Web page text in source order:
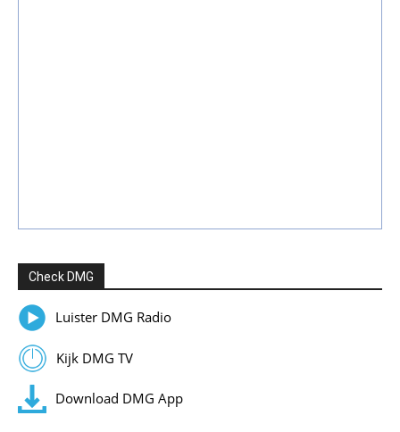
Check DMG
Luister DMG Radio
Kijk DMG TV
Download DMG App